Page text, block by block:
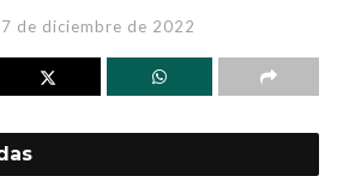
7 de diciembre de 2022